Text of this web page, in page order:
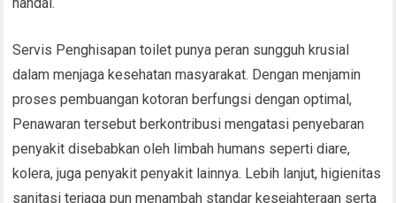
Servis Penghisapan toilet punya peran sungguh krusial
dalam menjaga kesehatan masyarakat. Dengan menjamin
proses pembuangan kotoran berfungsi dengan optimal,
Penawaran tersebut berkontribusi mengatasi penyebaran
penyakit disebabkan oleh limbah humans seperti diare,
kolera, juga penyakit penyakit lainnya. Lebih lanjut, higienitas
sanitasi terjaga pun menambah standar kesejahteraan serta